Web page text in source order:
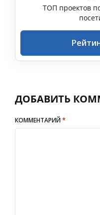
ТОП проектов
ДОБАВИТЬ
КОММЕНТАРИЙ*